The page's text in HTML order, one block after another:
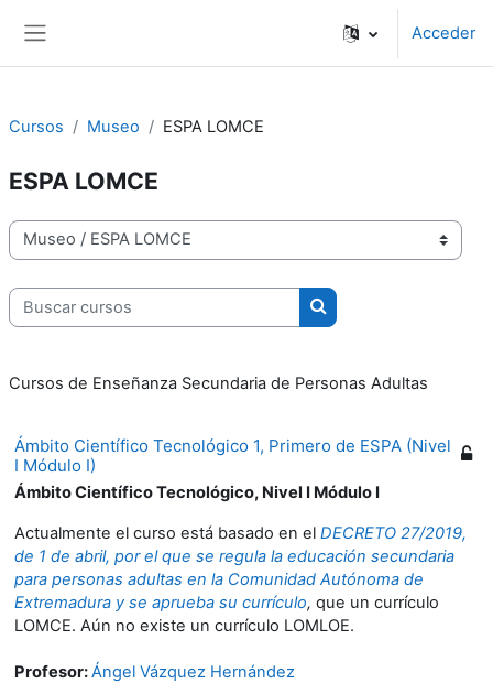
Acceder
Cursos Museo ESPA LOMCE
ESPA LOMCE
Categorías
Buscar cursos
Buscar cursos
Cursos de Enseñanza Secundaria de Personas Adultas
Ámbito Científico Tecnológico 1, Primero de ESPA (Nivel
I Módulo I)
Ámbito Científico Tecnológico, Nivel I Módulo I
Actualmente el curso está basado en el DECRETO 27/2019,
de 1 de abril, por el que se regula la educación secundaria
para personas adultas en la Comunidad Autónoma de
Extremadura y se aprueba su currículo, que un currículo
LOMCE. Aún no existe un currículo LOMLOE.
Profesor:Ángel Vázquez Hernández